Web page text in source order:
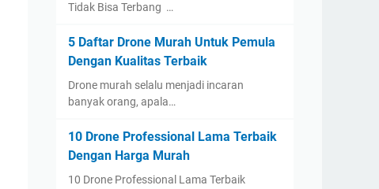
Tidak Bisa Terbang …
5 Daftar Drone Murah Untuk Pemula
Dengan Kualitas Terbaik
Drone murah selalu menjadi incaran
banyak orang, apala…
10 Drone Professional Lama Terbaik
Dengan Harga Murah
10 Drone Professional Lama Terbaik